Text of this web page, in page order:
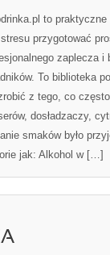
to
przygotować
zaplecza i
To biblioteka
z tego, co
dosładzaczy,
smaków było
jak: Alkohol w […]